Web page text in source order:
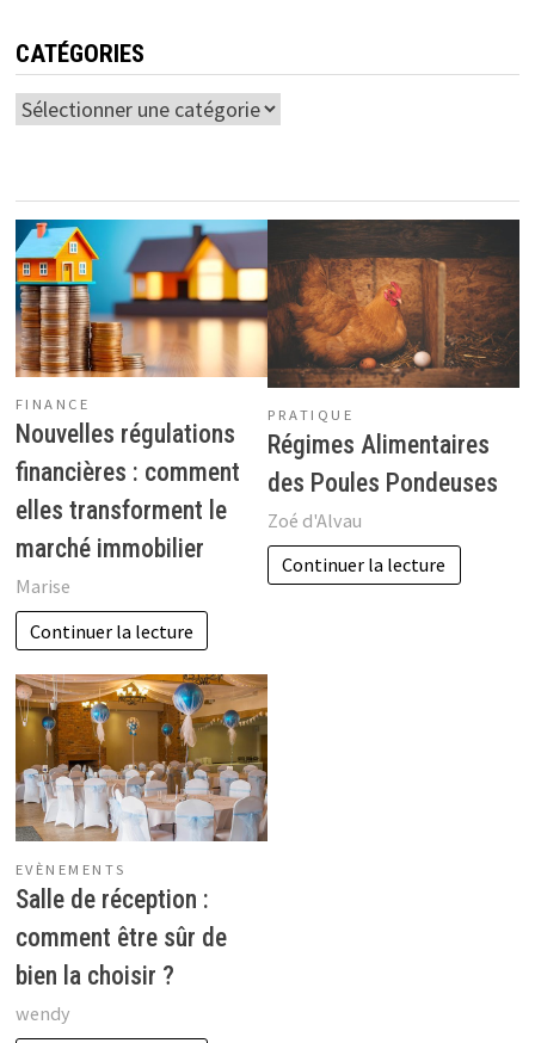
CATÉGORIES
Catégories
FINANCE
Nouvelles régulations
financières : comment
elles transforment le
marché immobilier
Marise
Continuer la lecture
PRATIQUE
Régimes Alimentaires
des Poules Pondeuses
Zoé d'Alvau
Continuer la lecture
EVÈNEMENTS
Salle de réception :
comment être sûr de
bien la choisir ?
wendy